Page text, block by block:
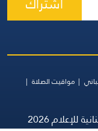
مواقيت الصلاة
2026